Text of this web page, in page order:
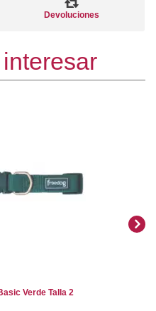
Devoluciones
Verde Talla 2